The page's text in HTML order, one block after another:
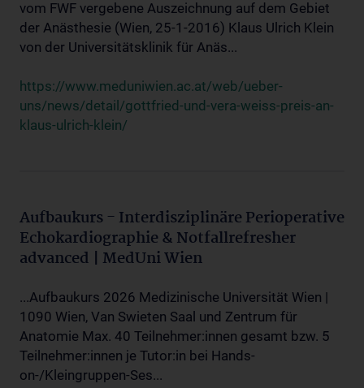
vom FWF vergebene Auszeichnung auf dem Gebiet
der Anästhesie (Wien, 25-1-2016) Klaus Ulrich Klein
von der Universitätsklinik für Anäs...
https://www.meduniwien.ac.at/web/ueber-
uns/news/detail/gottfried-und-vera-weiss-preis-an-
klaus-ulrich-klein/
Aufbaukurs - Interdisziplinäre Perioperative
Echokardiographie & Notfallrefresher
advanced | MedUni Wien
...Aufbaukurs 2026 Medizinische Universität Wien |
1090 Wien, Van Swieten Saal und Zentrum für
Anatomie Max. 40 Teilnehmer:innen gesamt bzw. 5
Teilnehmer:innen je Tutor:in bei Hands-
on-/Kleingruppen-Ses...